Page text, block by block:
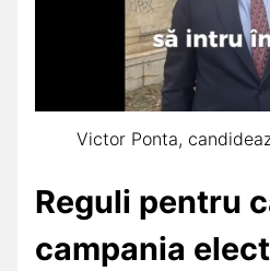
Victor Ponta,
Reguli pentru
campania